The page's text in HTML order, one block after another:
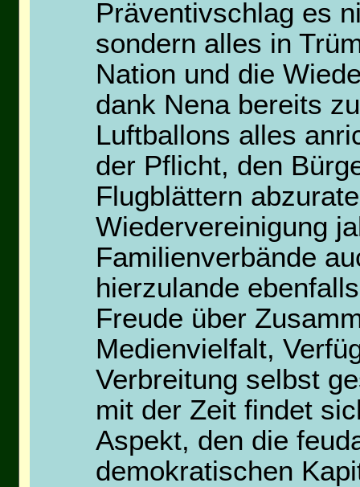
Präventivschlag es
sondern alles in
Nation und die
dank Nena bereits
Luftballons alles
der Pflicht, den
Flugblättern
Wiedervereinigung
Familienverbände
hierzulande
Freude über
Medienvielfalt,
Verbreitung selbst
mit der Zeit findet
Aspekt, den die
demokratischen